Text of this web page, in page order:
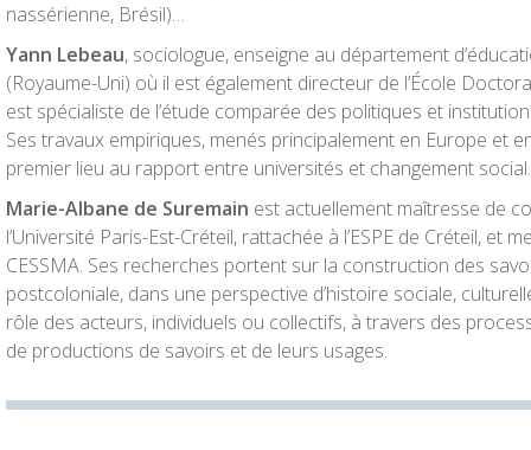
nassérienne, Brésil)…
Yann Lebeau, sociologue, enseigne au département
(Royaume-Uni) où il est également directeur de l’École
est spécialiste de l’étude comparée des politiques et
Ses travaux empiriques, menés principalement en Europe et
premier lieu au rapport entre universités et changement social.
Marie-Albane de Suremain est actuellement maîtresse de
l’Université Paris-Est-Créteil, rattachée à l’ESPE de Créteil, et
CESSMA. Ses recherches portent sur la construction des
postcoloniale, dans une perspective d’histoire sociale,
rôle des acteurs, individuels ou collectifs, à travers des
de productions de savoirs et de leurs usages.